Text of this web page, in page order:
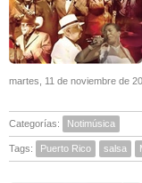
martes, 11 de noviembre de
Categorías: Notimúsica
Tags: Puerto Rico salsa